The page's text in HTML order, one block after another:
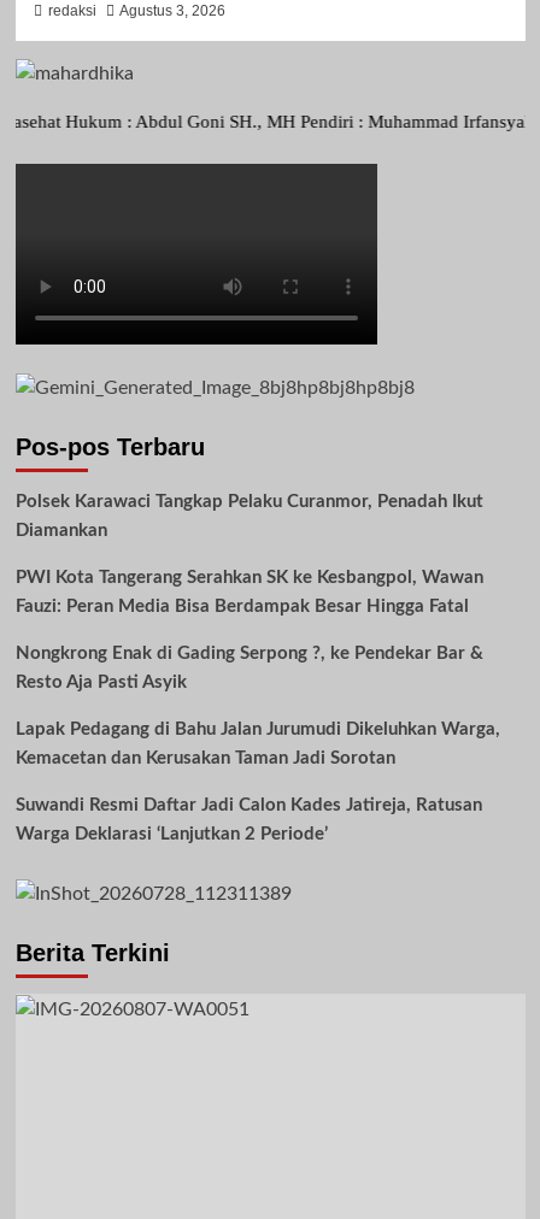
redaksi Agustus 3, 2026
Hukum : Abdul Goni SH., MH Pendiri : Muhammad Irfansyah,
Pos-pos Terbaru
Polsek Karawaci Tangkap Pelaku Curanmor, Penadah Ikut
Diamankan
PWI Kota Tangerang Serahkan SK ke Kesbangpol, Wawan
Fauzi: Peran Media Bisa Berdampak Besar Hingga Fatal
Nongkrong Enak di Gading Serpong ?, ke Pendekar Bar &
Resto Aja Pasti Asyik
Lapak Pedagang di Bahu Jalan Jurumudi Dikeluhkan Warga,
Kemacetan dan Kerusakan Taman Jadi Sorotan
Suwandi Resmi Daftar Jadi Calon Kades Jatireja, Ratusan
Warga Deklarasi ‘Lanjutkan 2 Periode’
Berita Terkini